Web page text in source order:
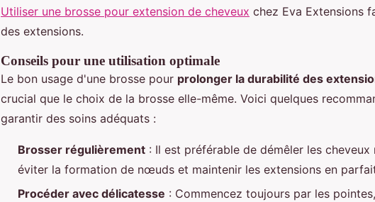
Utiliser une brosse pour extension de cheveux chez Eva Extensions
des extensions.
Conseils pour une utilisation optimale
Le bon usage d'une brosse pour prolonger la durabilité des
crucial que le choix de la brosse elle-même. Voici quelques
garantir des soins adéquats :
Brosser régulièrement : Il est préférable de démêler les
éviter la formation de nœuds et maintenir les extensions en
Procéder avec délicatesse : Commencez toujours par les